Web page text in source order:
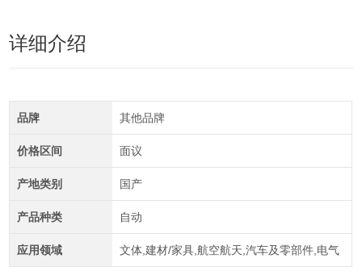
详细介绍
品牌 其他品牌
价格区间 面议
产地类别 国产
产品种类 自动
应用领域 文体,建材/家具,航空航天,汽车及零部件,电气